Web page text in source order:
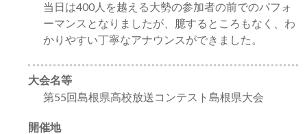
当日は400人を越える大勢の参加者の前でのパフォ
ーマンスとなりましたが、臆するところもなく、わ
かりやすい丁寧なアナウンスができました。
大会名等
第55回島根県高校放送コンテスト島根県大会
開催地